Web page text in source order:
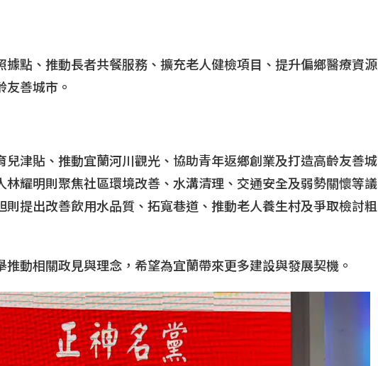
據點、推動長者共餐服務、擴充老人健檢項目、提升偏鄉醫療資源
友善城市。
津貼、推動宜蘭河川觀光、協助青年返鄉創業及打造高齡友善城
耀明則聚焦社區環境改善、水溝清理、交通安全及弱勢關懷等議
則提出改善飲用水品質、拓寬巷道、推動老人養生村及爭取檢討粗
動相關政見與理念，希望為宜蘭帶來更多建設與發展契機。